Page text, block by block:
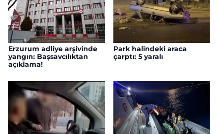
Erzurum adliye arşivinde
yangın: Başsavcılıktan
açıklama!
Park halindeki araca
çarptı: 5 yaralı